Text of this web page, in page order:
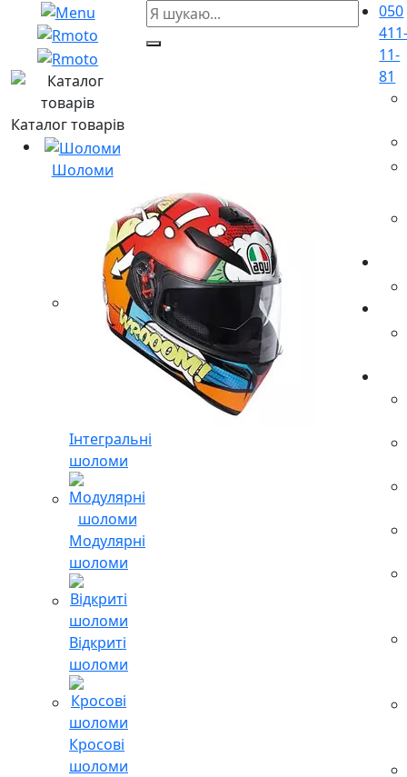
Каталог товарів
Шоломи
Інтегральні
шоломи
Модулярні
шоломи
Відкриті
шоломи
Кросові
шоломи
050
11-
81